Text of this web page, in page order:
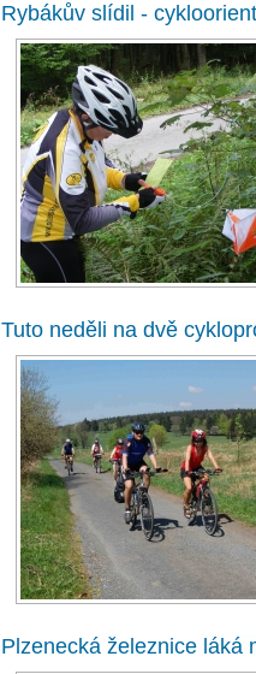
Rybákův slídil -
Tuto neděli na dvě
Plzenecká železnice láká